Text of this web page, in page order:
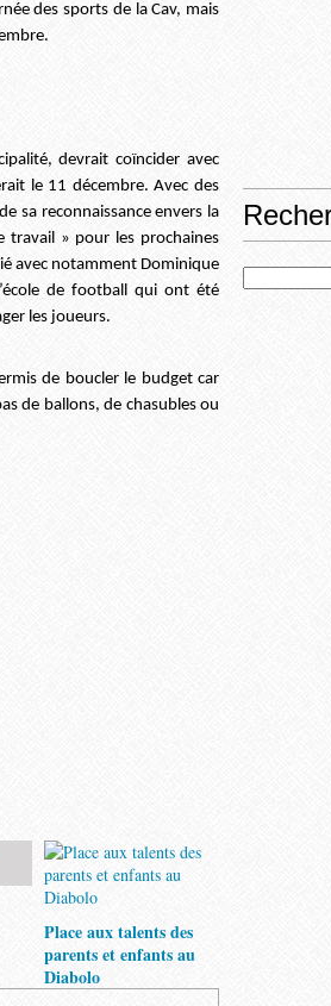
des sports de la Cav, mais
devrait coïncider avec
le 11 décembre. Avec des
sa reconnaissance envers la
travail » pour les prochaines
avec notamment Dominique
de football qui ont été
les joueurs.
de boucler le budget car
de ballons, de chasubles ou
Place aux talents des
parents et enfants au
Diabolo